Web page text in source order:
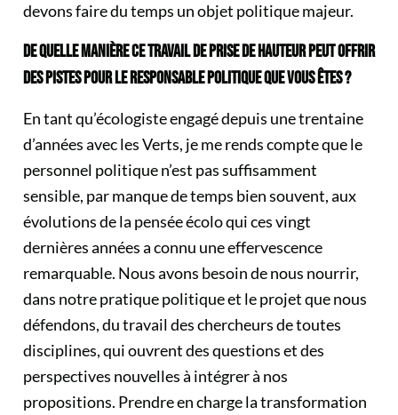
devons faire du temps un objet politique majeur.
DE QUELLE MANIÈRE CE TRAVAIL DE PRISE DE HAUTEUR PEUT OFFRIR
DES PISTES POUR LE RESPONSABLE POLITIQUE QUE VOUS ÊTES ?
En tant qu’écologiste engagé depuis une trentaine
d’années avec les Verts, je me rends compte que le
personnel politique n’est pas suffisamment
sensible, par manque de temps bien souvent, aux
évolutions de la pensée écolo qui ces vingt
dernières années a connu une effervescence
remarquable. Nous avons besoin de nous nourrir,
dans notre pratique politique et le projet que nous
défendons, du travail des chercheurs de toutes
disciplines, qui ouvrent des questions et des
perspectives nouvelles à intégrer à nos
propositions. Prendre en charge la transformation